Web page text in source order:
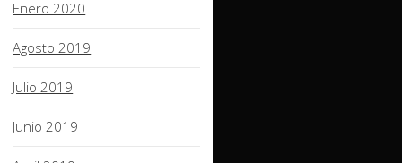
Enero 2020
Agosto 2019
Julio 2019
Junio 2019